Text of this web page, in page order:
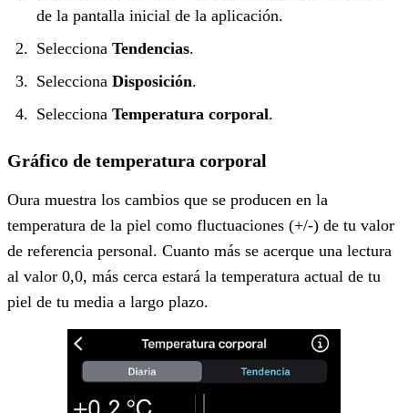
de la pantalla inicial de la aplicación.
Selecciona Tendencias.
Selecciona Disposición.
Selecciona Temperatura corporal.
Gráfico de temperatura corporal
Oura muestra los cambios que se producen en la
temperatura de la piel como fluctuaciones (+/-) de tu valor
de referencia personal. Cuanto más se acerque una lectura
al valor 0,0, más cerca estará la temperatura actual de tu
piel de tu media a largo plazo.